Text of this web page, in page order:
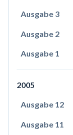
Ausgabe 3
Ausgabe 2
Ausgabe 1
2005
Ausgabe 12
Ausgabe 11